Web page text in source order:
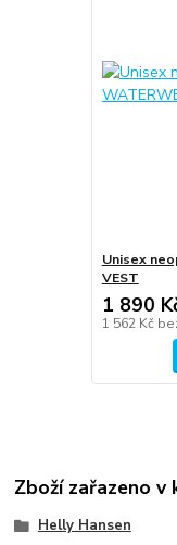
Unisex
VEST
1 890
1 562 Kč
Zboží zařazeno v
Helly Hansen